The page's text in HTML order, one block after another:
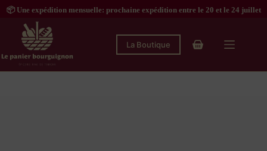
📦 Une expédition mensuelle: prochaine expédition entre le 20 et le 24 juillet
Passer
au
contenu
La Boutique
Panier